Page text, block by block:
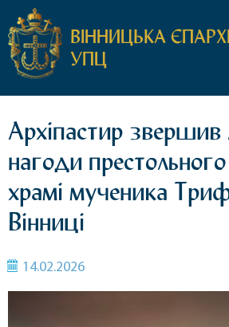
ВІННИЦЬКА
УПЦ
Архіпастир звершив
нагоди
храмі мученика
Вінниці
14.02.2026